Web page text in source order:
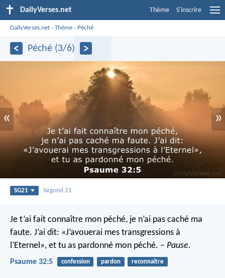
DailyVerses.net Thème S'inscrire
DailyVerses.net ›Thème › Péché
Péché (3/6)
« »
SG21 Segond 21
Je t’ai fait connaître mon péché, je n’ai pas caché ma
faute. J’ai dit: «J’avouerai mes transgressions à
l’Eternel», et tu as pardonné mon péché. – Pause.
Psaume 32:5 confession pardon reconnaître